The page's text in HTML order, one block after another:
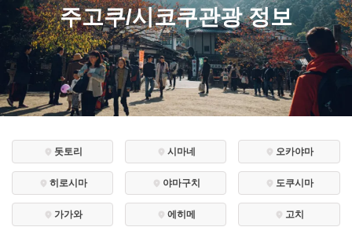
에리어
카테고리
한국어
주고쿠/시코쿠관광 정보
돗토리 시마네 오카야마
히로시마 야마구치 도쿠시마
가가와 에히메 고치